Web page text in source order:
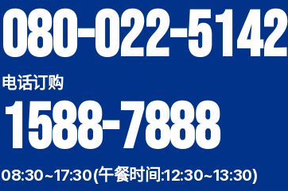
080-022-5142
电话订购
1588-7888
08:30~17:30(午餐时间:12:30~13:30)